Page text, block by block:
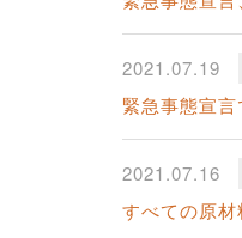
2021.07.19
緊急事態宣
2021.07.16
すべての原材